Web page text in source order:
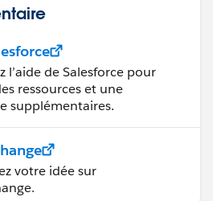
l’aide de Salesforce pour
ressources et une
supplémentaires.
votre idée sur